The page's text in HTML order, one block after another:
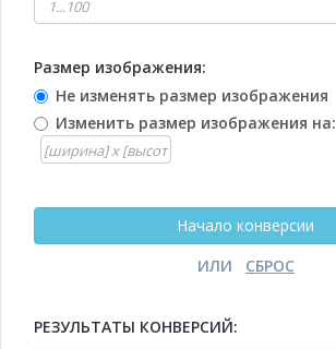
Размер изображения:
Не изменять размер изображения
Изменить размер изображения на:
ИЛИ
РЕЗУЛЬТАТЫ КОНВЕРСИЙ: